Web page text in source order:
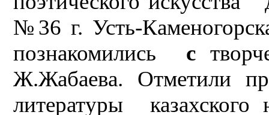
№36 г. Усть-
познакомились с
Ж.Жабаева. Отметили
литературы